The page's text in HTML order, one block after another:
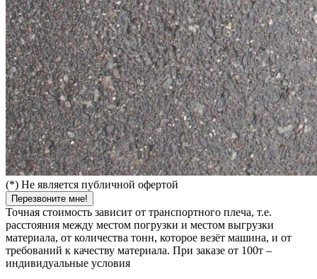
(*) Не является публичной офертой
Перезвоните мне!
Точная стоимость зависит от транспортного плеча, т.е.
расстояния между местом погрузки и местом выгрузки
материала, от количества тонн, которое везёт машина, и от
требований к качеству материала. При заказе от 100т –
индивидуальные условия